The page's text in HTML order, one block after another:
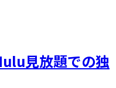
見放題での独